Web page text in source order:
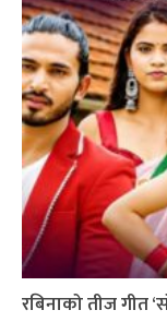
रबिनाको तीज गीत